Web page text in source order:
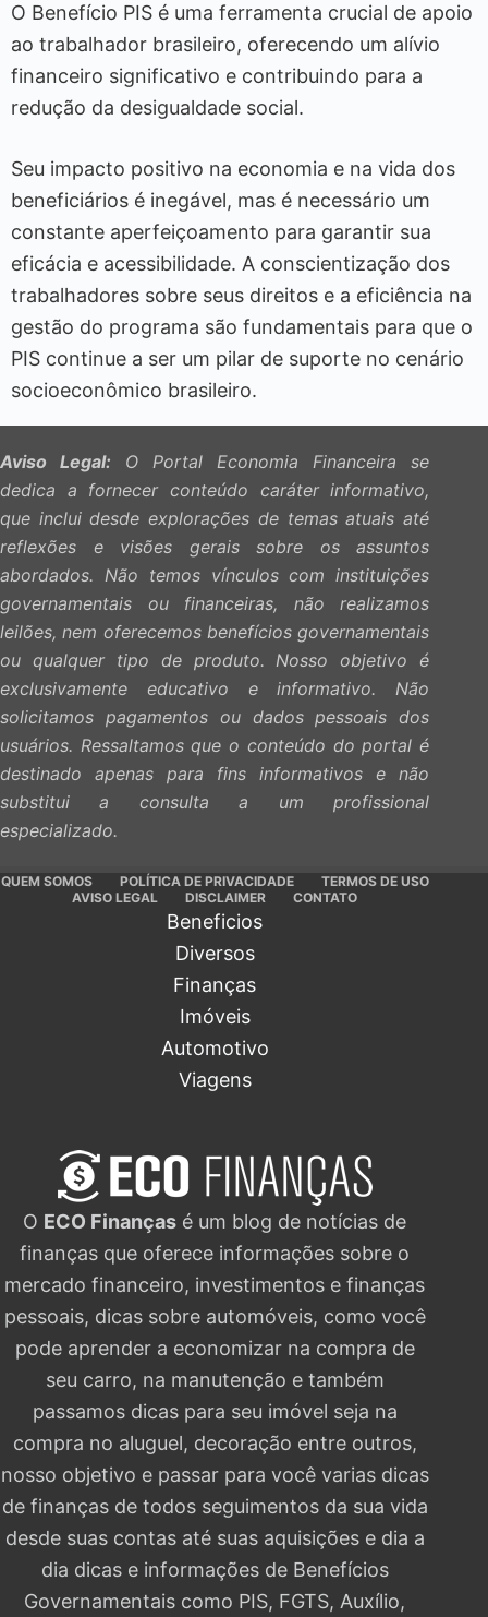
O Benefício PIS é uma ferramenta crucial de apoio
ao trabalhador brasileiro, oferecendo um alívio
financeiro significativo e contribuindo para a
redução da desigualdade social.
Seu impacto positivo na economia e na vida dos
beneficiários é inegável, mas é necessário um
constante aperfeiçoamento para garantir sua
eficácia e acessibilidade. A conscientização dos
trabalhadores sobre seus direitos e a eficiência na
gestão do programa são fundamentais para que o
PIS continue a ser um pilar de suporte no cenário
socioeconômico brasileiro.
Aviso Legal: O Portal Economia Financeira se
dedica a fornecer conteúdo caráter informativo,
que inclui desde explorações de temas atuais até
reflexões e visões gerais sobre os assuntos
abordados. Não temos vínculos com instituições
governamentais ou financeiras, não realizamos
leilões, nem oferecemos benefícios governamentais
ou qualquer tipo de produto. Nosso objetivo é
exclusivamente educativo e informativo. Não
solicitamos pagamentos ou dados pessoais dos
usuários. Ressaltamos que o conteúdo do portal é
destinado apenas para fins informativos e não
substitui a consulta a um profissional
especializado.
QUEM SOMOS POLÍTICA DE PRIVACIDADE
TERMOS DE USO
AVISO LEGAL
DISCLAIMER CONTATO
Beneficios
Diversos
Finanças
Imóveis
Automotivo
Viagens
O ECO Finanças é um blog de notícias de
finanças que oferece informações sobre o
mercado financeiro, investimentos e finanças
pessoais, dicas sobre automóveis, como você
pode aprender a economizar na compra de
seu carro, na manutenção e também
passamos dicas para seu imóvel seja na
compra no aluguel, decoração entre outros,
nosso objetivo e passar para você varias dicas
de finanças de todos seguimentos da sua vida
desde suas contas até suas aquisições e dia a
dia dicas e informações de Benefícios
Governamentais como PIS, FGTS, Auxílio,